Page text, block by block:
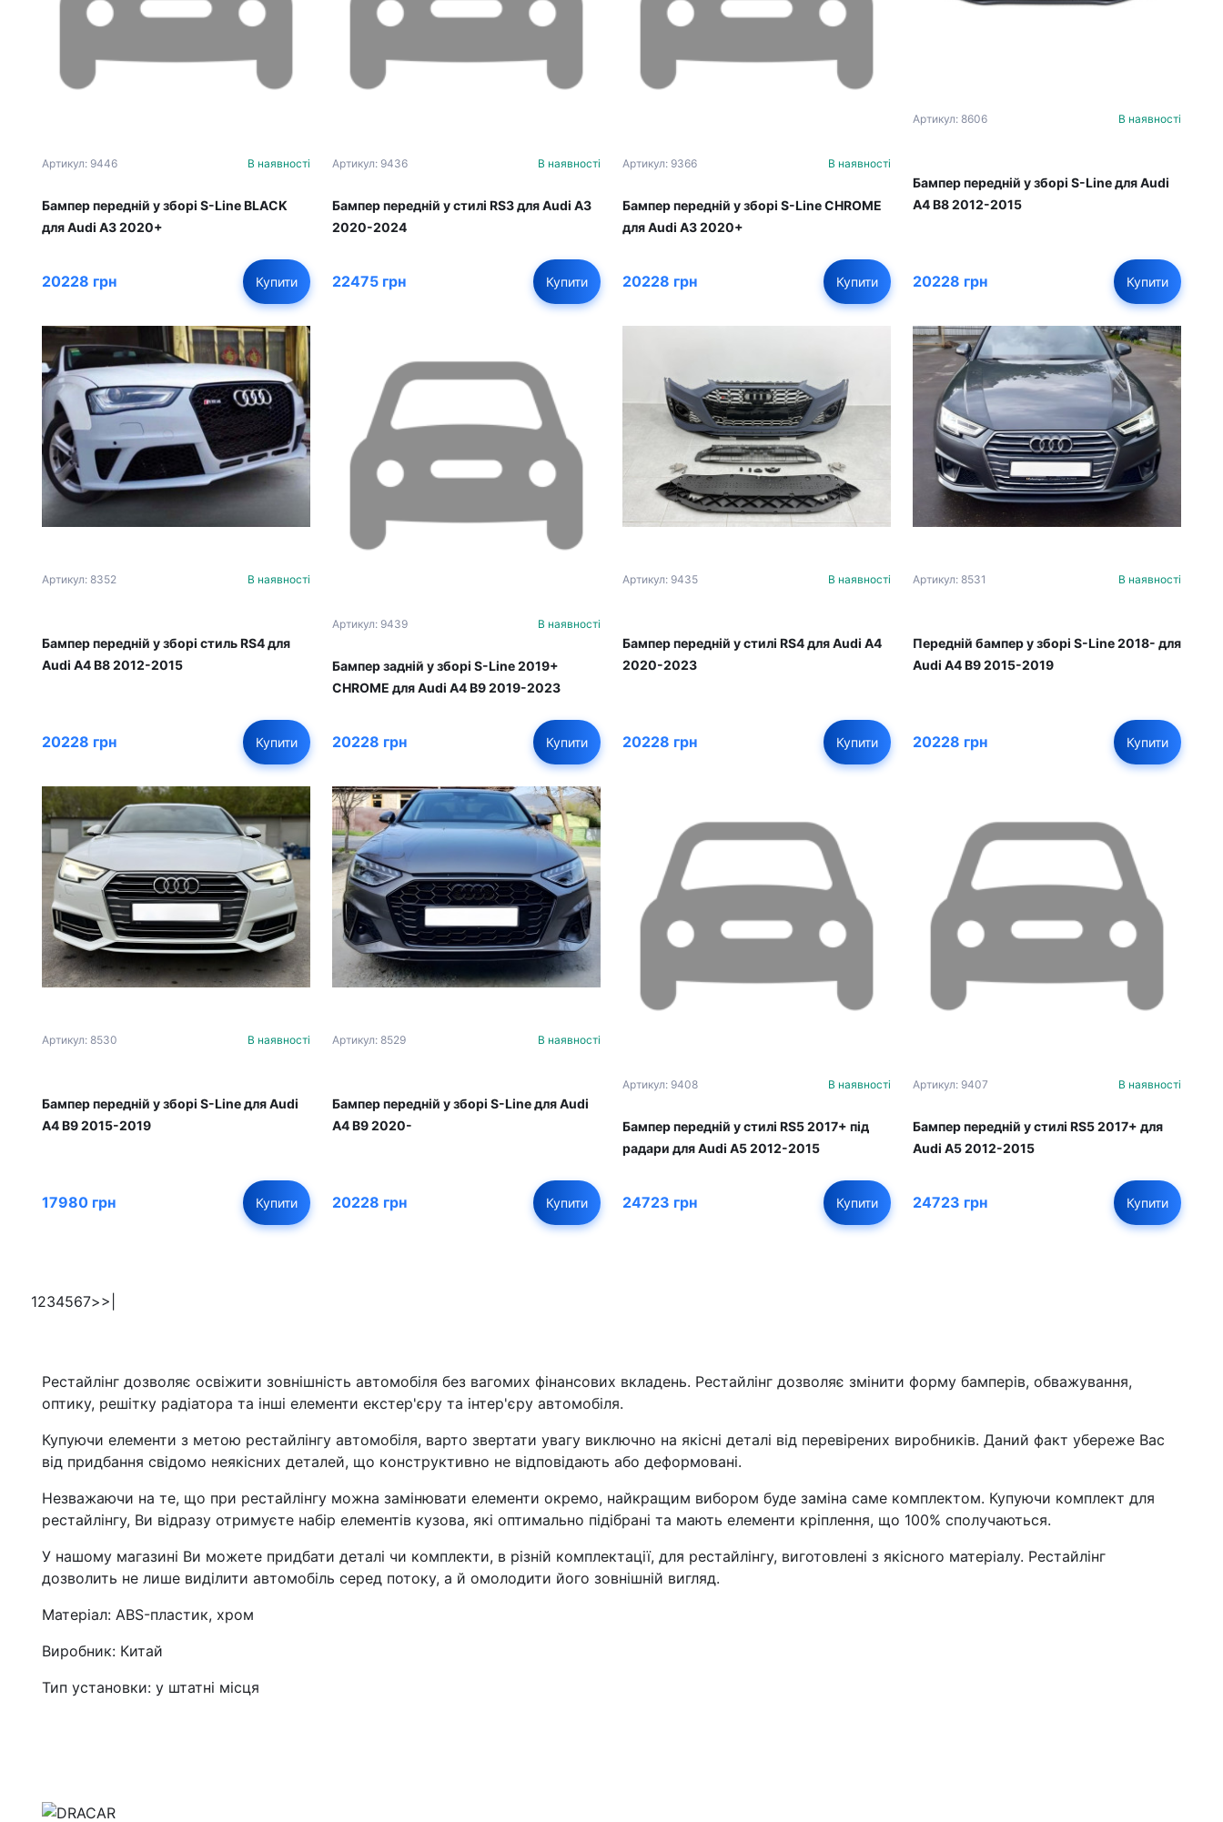
Артикул: 9446 В наявності
Бампер передній у зборі S-Line BLACK
для Audi A3 2020+
20228 грн Купити
Артикул: 9436 В наявності
Бампер передній у стилі RS3 для Audi A3
2020-2024
22475 грн Купити
Артикул: 9366 В наявності
Бампер передній у зборі S-Line CHROME
для Audi A3 2020+
20228 грн Купити
Артикул: 8606 В наявності
Бампер передній у зборі S-Line для Audi
A4 B8 2012-2015
20228 грн Купити
Артикул: 8352 В наявності
Бампер передній у зборі стиль RS4 для
Audi A4 B8 2012-2015
20228 грн Купити
Артикул: 9439 В наявності
Бампер задній у зборі S-Line 2019+
CHROME для Audi A4 B9 2019-2023
20228 грн Купити
Артикул: 9435 В наявності
Бампер передній у стилі RS4 для Audi A4
2020-2023
20228 грн Купити
Артикул: 8531 В наявності
Передній бампер у зборі S-Line 2018- для
Audi A4 B9 2015-2019
20228 грн Купити
Артикул: 8530 В наявності
Бампер передній у зборі S-Line для Audi
A4 B9 2015-2019
17980 грн Купити
Артикул: 8529 В наявності
Бампер передній у зборі S-Line для Audi
A4 B9 2020-
20228 грн Купити
Артикул: 9408 В наявності
Бампер передній у стилі RS5 2017+ під
радари для Audi A5 2012-2015
24723 грн Купити
Артикул: 9407 В наявності
Бампер передній у стилі RS5 2017+ для
Audi A5 2012-2015
24723 грн Купити
1234567>>|
Рестайлінг дозволяє освіжити зовнішність автомобіля без вагомих фінансових вкладень. Рестайлінг дозволяє змінити форму бамперів, обважування,
оптику, решітку радіатора та інші елементи екстер'єру та інтер'єру автомобіля.
Купуючи елементи з метою рестайлінгу автомобіля, варто звертати увагу виключно на якісні деталі від перевірених виробників. Даний факт убереже Вас
від придбання свідомо неякісних деталей, що конструктивно не відповідають або деформовані.
Незважаючи на те, що при рестайлінгу можна замінювати елементи окремо, найкращим вибором буде заміна саме комплектом. Купуючи комплект для
рестайлінгу, Ви відразу отримуєте набір елементів кузова, які оптимально підібрані та мають елементи кріплення, що 100% сполучаються.
У нашому магазині Ви можете придбати деталі чи комплекти, в різній комплектації, для рестайлінгу, виготовлені з якісного матеріалу. Рестайлінг
дозволить не лише виділити автомобіль серед потоку, а й омолодити його зовнішній вигляд.
Матеріал: ABS-пластик, хром
Виробник: Китай
Тип установки: у штатні місця